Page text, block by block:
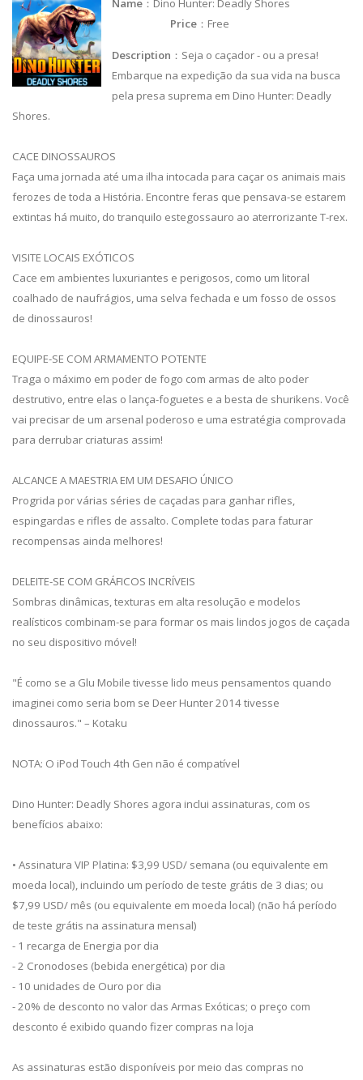
Price ：Free
Description ：Seja o caçador - ou a presa!
Embarque na expedição da sua vida na busca
pela presa suprema em Dino Hunter: Deadly
Shores.
CACE DINOSSAUROS
Faça uma jornada até uma ilha intocada para caçar os animais mais
ferozes de toda a História. Encontre feras que pensava-se estarem
extintas há muito, do tranquilo estegossauro ao aterrorizante T-rex.
VISITE LOCAIS EXÓTICOS
Cace em ambientes luxuriantes e perigosos, como um litoral
coalhado de naufrágios, uma selva fechada e um fosso de ossos
de dinossauros!
EQUIPE-SE COM ARMAMENTO POTENTE
Traga o máximo em poder de fogo com armas de alto poder
destrutivo, entre elas o lança-foguetes e a besta de shurikens. Você
vai precisar de um arsenal poderoso e uma estratégia comprovada
para derrubar criaturas assim!
ALCANCE A MAESTRIA EM UM DESAFIO ÚNICO
Progrida por várias séries de caçadas para ganhar rifles,
espingardas e rifles de assalto. Complete todas para faturar
recompensas ainda melhores!
DELEITE-SE COM GRÁFICOS INCRÍVEIS
Sombras dinâmicas, texturas em alta resolução e modelos
realísticos combinam-se para formar os mais lindos jogos de caçada
no seu dispositivo móvel!
"É como se a Glu Mobile tivesse lido meus pensamentos quando
imaginei como seria bom se Deer Hunter 2014 tivesse
dinossauros." – Kotaku
NOTA: O iPod Touch 4th Gen não é compatível
Dino Hunter: Deadly Shores agora inclui assinaturas, com os
benefícios abaixo:
• Assinatura VIP Platina: $3,99 USD/ semana (ou equivalente em
moeda local), incluindo um período de teste grátis de 3 dias; ou
$7,99 USD/ mês (ou equivalente em moeda local) (não há período
de teste grátis na assinatura mensal)
- 1 recarga de Energia por dia
- 2 Cronodoses (bebida energética) por dia
- 10 unidades de Ouro por dia
- 20% de desconto no valor das Armas Exóticas; o preço com
desconto é exibido quando fizer compras na loja
As assinaturas estão disponíveis por meio das compras no